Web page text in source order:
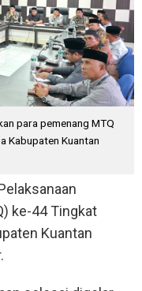
para pemenang MTQ
Kabupaten Kuantan
ke-44 Tingkat
Kuantan